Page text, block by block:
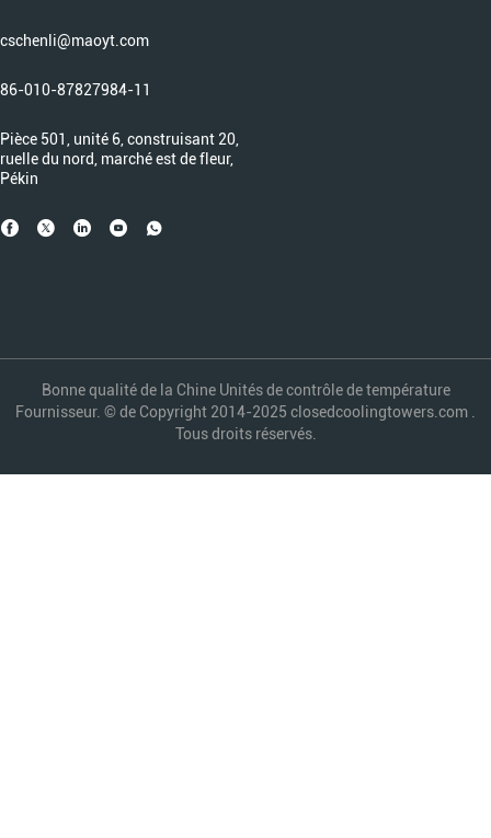
cschenli@maoyt.com
86-010-87827984-11
Pièce 501, unité 6, construisant 20,
ruelle du nord, marché est de fleur,
Pékin
Bonne qualité de la Chine Unités de contrôle de température
Fournisseur. © de Copyright 2014-2025 closedcoolingtowers.com .
Tous droits réservés.